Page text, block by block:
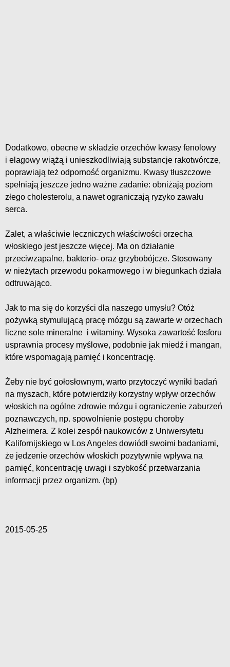
Dodatkowo, obecne w składzie orzechów kwasy fenolowy
i elagowy wiążą i unieszkodliwiają substancje rakotwórcze,
poprawiają też odporność organizmu. Kwasy tłuszczowe
spełniają jeszcze jedno ważne zadanie: obniżają poziom
złego cholesterolu, a nawet ograniczają ryzyko zawału
serca.
Zalet, a właściwie leczniczych właściwości orzecha
włoskiego jest jeszcze więcej. Ma on działanie
przeciwzapalne, bakterio- oraz grzybobójcze. Stosowany
w nieżytach przewodu pokarmowego i w biegunkach działa
odtruwająco.
Jak to ma się do korzyści dla naszego umysłu? Otóż
pożywką stymulującą pracę mózgu są zawarte w orzechach
liczne sole mineralne i witaminy. Wysoka zawartość fosforu
usprawnia procesy myślowe, podobnie jak miedź i mangan,
które wspomagają pamięć i koncentrację.
Żeby nie być gołosłownym, warto przytoczyć wyniki badań
na myszach, które potwierdziły korzystny wpływ orzechów
włoskich na ogólne zdrowie mózgu i ograniczenie zaburzeń
poznawczych, np. spowolnienie postępu choroby
Alzheimera. Z kolei zespół naukowców z Uniwersytetu
Kalifornijskiego w Los Angeles dowiódł swoimi badaniami,
że jedzenie orzechów włoskich pozytywnie wpływa na
pamięć, koncentrację uwagi i szybkość przetwarzania
informacji przez organizm. (bp)
2015-05-25